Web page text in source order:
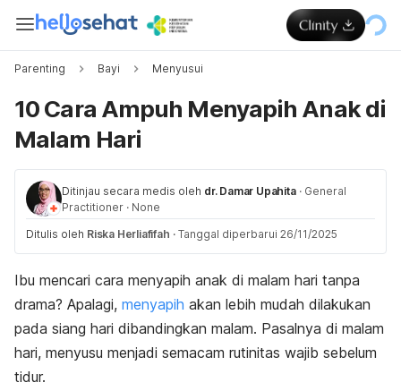
Parenting Bayi Menyusui
10 Cara Ampuh Menyapih Anak di
Malam Hari
Ditinjau secara medis oleh dr. Damar Upahita · General
Practitioner · None
Ditulis oleh Riska Herliafifah · Tanggal diperbarui 26/11/2025
Ibu mencari cara menyapih anak di malam hari tanpa
drama? Apalagi, menyapih akan lebih mudah dilakukan
pada siang hari dibandingkan malam. Pasalnya di malam
hari, menyusu menjadi semacam rutinitas wajib sebelum
tidur.